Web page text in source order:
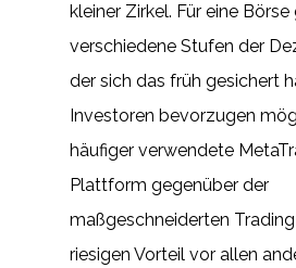
kleiner Zirkel. Für eine Börse
verschiedene Stufen der
der sich das früh gesichert
Investoren bevorzugen
häufiger verwendete
Plattform gegenüber der
maßgeschneiderten Trading
riesigen Vorteil vor allen